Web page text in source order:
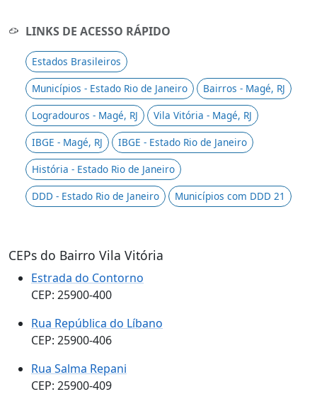
LINKS DE ACESSO RÁPIDO
Estados Brasileiros
Municípios - Estado Rio de Janeiro
Bairros - Magé, RJ
Logradouros - Magé, RJ
Vila Vitória - Magé, RJ
IBGE - Magé, RJ
IBGE - Estado Rio de Janeiro
História - Estado Rio de Janeiro
DDD - Estado Rio de Janeiro
Municípios com DDD 21
CEPs do Bairro Vila Vitória
Estrada do Contorno
CEP: 25900-400
Rua República do Líbano
CEP: 25900-406
Rua Salma Repani
CEP: 25900-409